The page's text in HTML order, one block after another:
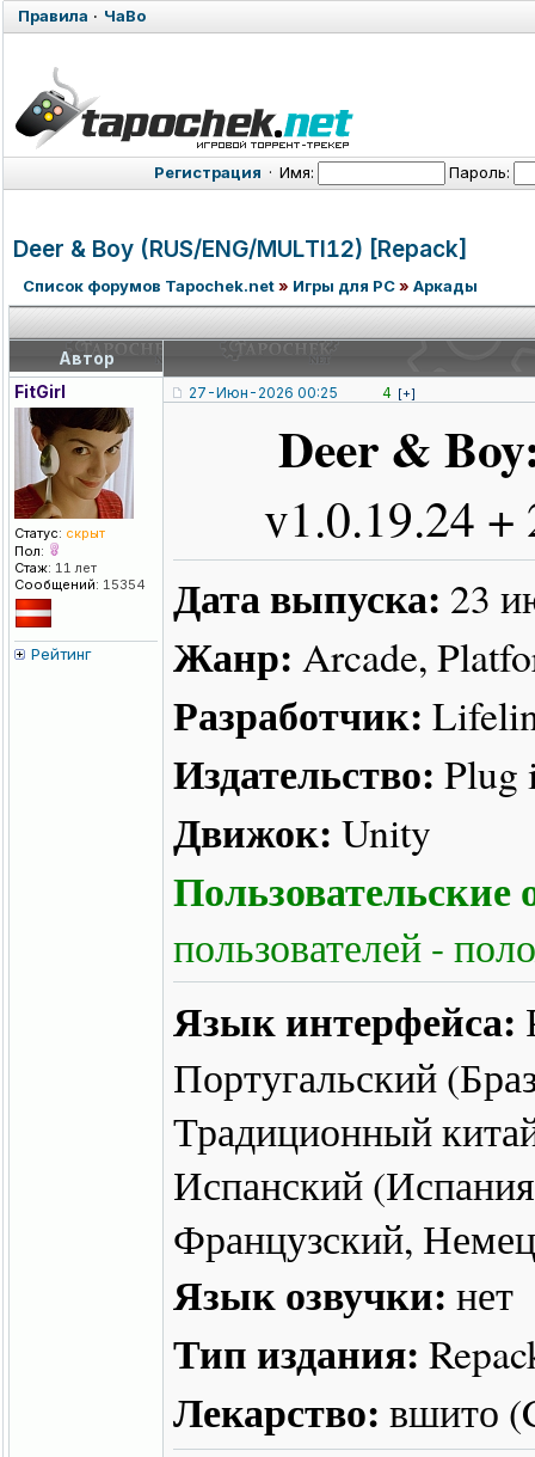
Правила · ЧаВо
Регистрация · Имя: Пароль:
Deer & Boy (RUS/ENG/MULTI12) [Repack]
Список форумов Tapochek.net» Игры для PC» Аркады
Автор
FitGirl
Статус: скрыт
Пол:
Стаж: 11 лет
Сообщений: 15354
Рейтинг
27-Июн-2026 00:25 4 [+]
Deer &
v1.0.19.24
Дата выпуска: 23
Жанр: Arcade,
Разработчик:
Издательство: Plug
Движок: Unity
Пользовательские
пользователей -
Язык интерфейса:
Португальский
Традиционный
Испанский
Французский,
Язык озвучки: нет
Тип издания:
Лекарство: вшито